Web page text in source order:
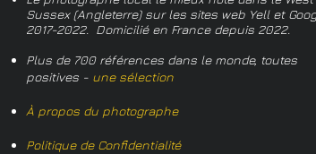
Sussex (Angleterre) sur les sites web Yell et
2017-2022. Domicilié en France depuis 2022.
Plus de 700 références dans le monde, toutes
positives - une sélection
À propos du photographe
Politique de Confidentialité